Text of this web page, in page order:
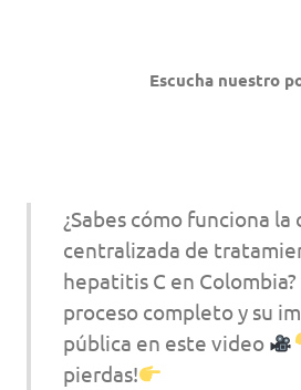
Escucha nuestro
¿Sabes cómo funciona la
centralizada de
hepatitis C en Colombia?
proceso completo y su
pública en este video
pierdas!